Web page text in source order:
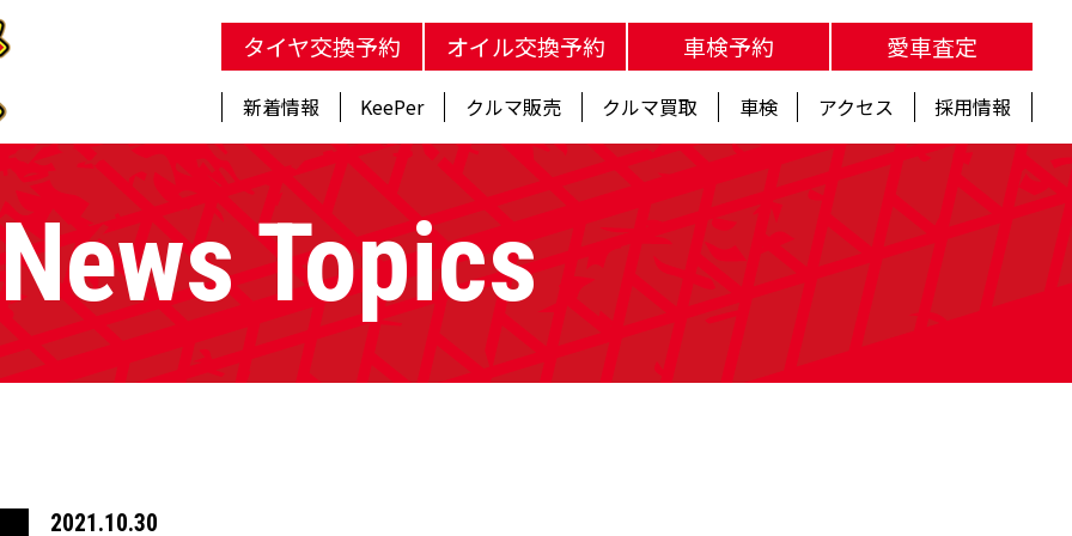
タイヤ交換予約 オイル交換予約 車検予約 愛車査定
新着情報 KeePer クルマ販売 クルマ買取 車検 アクセス 採用情報
News Topics
2021.10.30